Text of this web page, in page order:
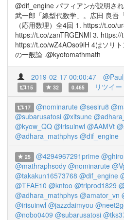
@dif_engine パフィアンが説明さ
武一郎「線型代数学」。広田 良吾
（応用数理）全4回 1. https://t.co/
https://t.co/zanTRGENMl 3.
https://t.co/wZ4AOso9iH 4はソリ
の一般論 .@kyotomathmath
2019-02-17 00:00:47
15 32 0.465 リツイ
17 @nominarute @sesiru8
@subarusatosi @xitsune
@kyow_QQ @irisuinwl @AAMVt
@adhara_mathphys @dif_engine
25 @4294967291prime
@mathraphsody @nominarute
@takakun16573768 @dif_engine
@TFAE10 @kntoo @triprod1829
@adhara_mathphys @amator_vn
@irisuinwl @jazzdaimyou
@nobo0409 @subarusatosi